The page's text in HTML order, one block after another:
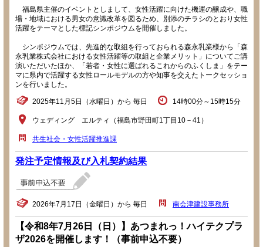
福島県主催のイベントとしまして、女性活躍に向けた機運の醸成や、職
場・地域における男女の意識改革を図るため、別添のチラシのとおり女性
活躍をテーマとした標記シンポジウムを開催しました。
シンポジウムでは、先進的な取組を行っておられる森永乳業様から「森
永乳業株式会社における女性活躍等の取組と企業メリット」についてご講
演いただいたほか、「若者・女性に選ばれるこれからのふくしま」をテー
マに県内で活躍する女性ロールモデルの方や知事を交えたトークセッショ
ンを行いました。
2025年11月5日（水曜日）から 毎日 14時00分～15時15分
ウェディング エルティ（福島市野田町1丁目10－41）
共生社会・女性活躍推進課
発注予定情報及び入札契約結果
2026年7月17日（金曜日）から 毎日 南会津建設事務所
【令和8年7月26日（日）】あつまれっ！ハイテクプラ
ザ2026を開催します！（事前申込不要）